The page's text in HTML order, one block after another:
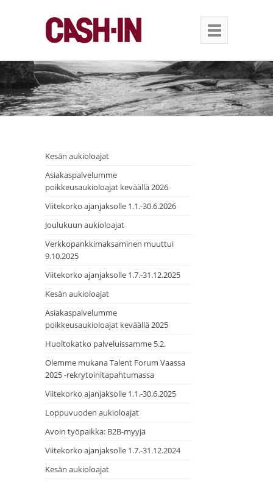
Kesän aukioloajat
Asiakaspalvelumme
poikkeusaukioloajat keväällä 2026
Viitekorko ajanjaksolle 1.1.-30.6.2026
Joulukuun aukioloajat
Verkkopankkimaksaminen muuttui
9.10.2025
Viitekorko ajanjaksolle 1.7.-31.12.2025
Kesän aukioloajat
Asiakaspalvelumme
poikkeusaukioloajat keväällä 2025
Huoltokatko palveluissamme 5.2.
Olemme mukana Talent Forum Vaassa
2025 -rekrytoinitapahtumassa
Viitekorko ajanjaksolle 1.1.-30.6.2025
Loppuvuoden aukioloajat
Avoin työpaikka: B2B-myyjä
Viitekorko ajanjaksolle 1.7.-31.12.2024
Kesän aukioloajat